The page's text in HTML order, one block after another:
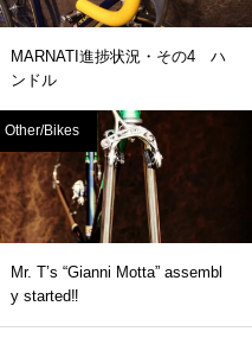
MARNATI進捗状況・その4 ハ
ンドル
Other/Bikes
Mr. T’s “Gianni Motta” assembl
y started‼